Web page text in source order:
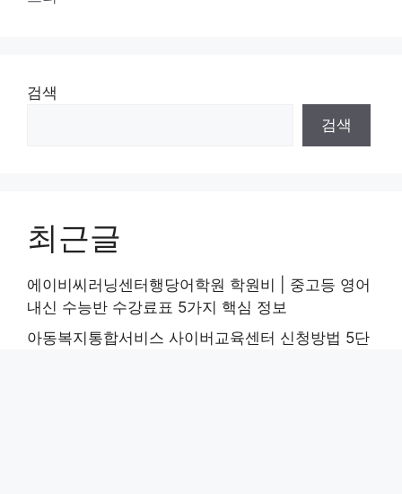
검색
검색
최근글
에이비씨러닝센터행당어학원 학원비 | 중고등 영어
내신 수능반 수강료표 5가지 핵심 정보
아동복지통합서비스 사이버교육센터 신청방법 5단